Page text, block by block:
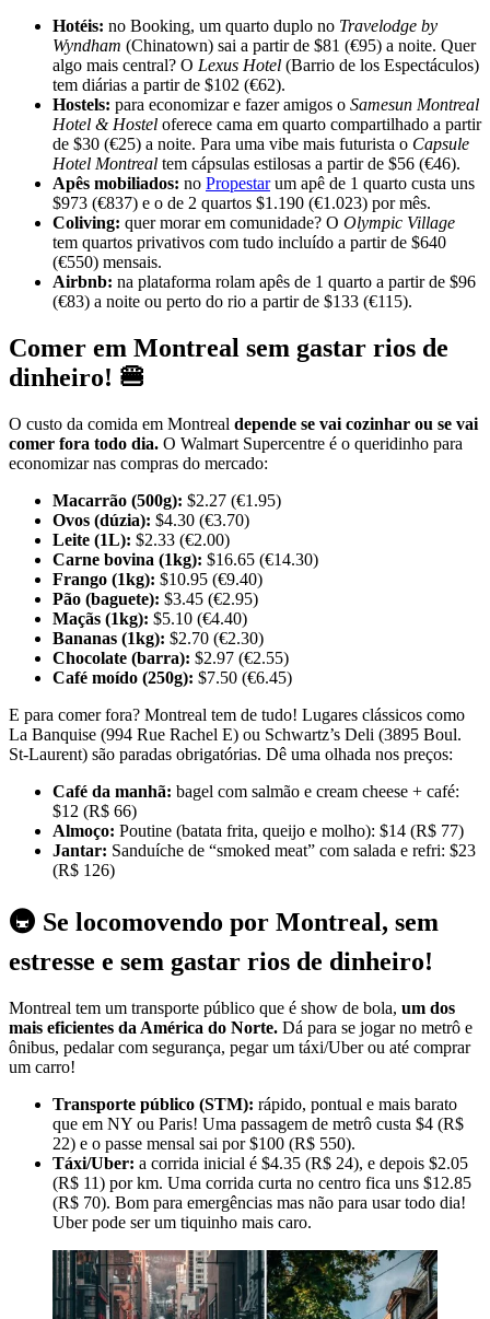
Hotéis: no Booking, um quarto duplo no Travelodge by
Wyndham (Chinatown) sai a partir de $81 (€95) a noite. Quer
algo mais central? O Lexus Hotel (Barrio de los Espectáculos)
tem diárias a partir de $102 (€62).
Hostels: para economizar e fazer amigos o Samesun Montreal
Hotel & Hostel oferece cama em quarto compartilhado a partir
de $30 (€25) a noite. Para uma vibe mais futurista o Capsule
Hotel Montreal tem cápsulas estilosas a partir de $56 (€46).
Apês mobiliados: no Propestarum apê de 1 quarto custa uns
$973 (€837) e o de 2 quartos $1.190 (€1.023) por mês.
Coliving: quer morar em comunidade? O Olympic Village
tem quartos privativos com tudo incluído a partir de $640
(€550) mensais.
Airbnb: na plataforma rolam apês de 1 quarto a partir de $96
(€83) a noite ou perto do rio a partir de $133 (€115).
Comer em Montreal sem gastar rios de
dinheiro! 🍔
O custo da comida em Montreal depende se vai cozinhar ou se vai
comer fora todo dia. O Walmart Supercentre é o queridinho para
economizar nas compras do mercado:
Macarrão (500g): $2.27 (€1.95)
Ovos (dúzia): $4.30 (€3.70)
Leite (1L): $2.33 (€2.00)
Carne bovina (1kg): $16.65 (€14.30)
Frango (1kg): $10.95 (€9.40)
Pão (baguete): $3.45 (€2.95)
Maçãs (1kg): $5.10 (€4.40)
Bananas (1kg): $2.70 (€2.30)
Chocolate (barra): $2.97 (€2.55)
Café moído (250g): $7.50 (€6.45)
E para comer fora? Montreal tem de tudo! Lugares clássicos como
La Banquise (994 Rue Rachel E) ou Schwartz’s Deli (3895 Boul.
St-Laurent) são paradas obrigatórias. Dê uma olhada nos preços:
Café da manhã: bagel com salmão e cream cheese + café:
$12 (R$ 66)
Almoço: Poutine (batata frita, queijo e molho): $14 (R$ 77)
Jantar: Sanduíche de “smoked meat” com salada e refri: $23
(R$ 126)
🚇 Se locomovendo por Montreal, sem
estresse e sem gastar rios de dinheiro!
Montreal tem um transporte público que é show de bola, um dos
mais eficientes da América do Norte. Dá para se jogar no metrô e
ônibus, pedalar com segurança, pegar um táxi/Uber ou até comprar
um carro!
Transporte público (STM): rápido, pontual e mais barato
que em NY ou Paris! Uma passagem de metrô custa $4 (R$
22) e o passe mensal sai por $100 (R$ 550).
Táxi/Uber: a corrida inicial é $4.35 (R$ 24), e depois $2.05
(R$ 11) por km. Uma corrida curta no centro fica uns $12.85
(R$ 70). Bom para emergências mas não para usar todo dia!
Uber pode ser um tiquinho mais caro.